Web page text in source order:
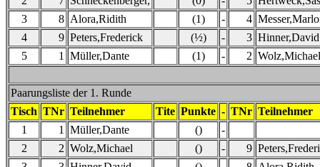
3
8 Alora,Ridith (1) - 4
4
9 Peters,Frederick (½) - 3 Hinner,David
5
1 Müller,Dante (1) - 2 Wolz,Michael
Paarungsliste der 1. Runde
Tisch TNr Teilnehmer Tite Punkte - TNr Teilnehmer
1
1 Müller,Dante ()
-
2
2 Wolz,Michael () - 9